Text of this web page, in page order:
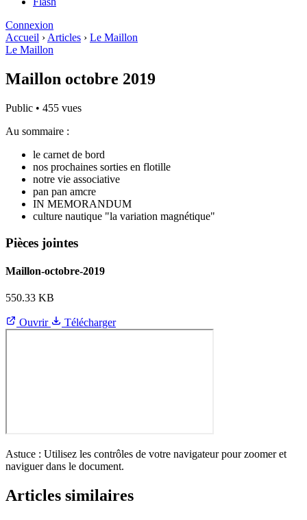
Connexion
Accueil › Articles › Le Maillon
Le Maillon
Maillon octobre 2019
Public • 455 vues
Au sommaire :
le carnet de bord
nos prochaines sorties en flotille
notre vie associative
pan pan amcre
IN MEMORANDUM
culture nautique "la variation magnétique"
Pièces jointes
Maillon-octobre-2019
550.33 KB
Ouvrir Télécharger
Astuce : Utilisez les contrôles de votre navigateur pour zoomer et
naviguer dans le document.
Articles similaires